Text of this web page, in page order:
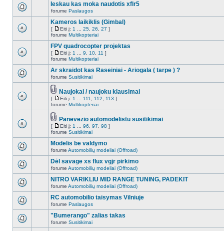
Ieskau kas moka naudotis xflr5
forume Paslaugos
Kameros laikiklis (Gimbal)
[ Eiti į: 1 25 26 27 ]
forume Multikopteriai
FPV quadrocopter projektas
[ Eiti į: 1 9 10 11 ]
forume Multikopteriai
Ar skraidot kas Raseiniai - Ariogala ( tarpe ) ?
forume Susitikimai
Naujokai / naujoku klausimai
[ Eiti į: 1 111 112 113 ]
forume Multikopteriai
Panevezio automodelistu susitikimai
[ Eiti į: 1 96 97 98 ]
forume Susitikimai
Modelis be valdymo
forume Automobilių modeliai (Offroad)
Dėl savage xs flux vgjr pirkimo
forume Automobilių modeliai (Offroad)
NITRO VARIKLIU MID RANGE TUNING, PADEKIT
forume Automobilių modeliai (Offroad)
RC automobilio taisymas Vilniuje
forume Paslaugos
"Bumerango" zalias takas
forume Susitikimai